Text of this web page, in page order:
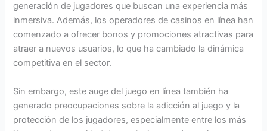
generación de jugadores que buscan una experiencia más
inmersiva. Además, los operadores de casinos en línea han
comenzado a ofrecer bonos y promociones atractivas para
atraer a nuevos usuarios, lo que ha cambiado la dinámica
competitiva en el sector.
Sin embargo, este auge del juego en línea también ha
generado preocupaciones sobre la adicción al juego y la
protección de los jugadores, especialmente entre los más